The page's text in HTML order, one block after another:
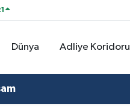
Dünya Adliye Koridoru